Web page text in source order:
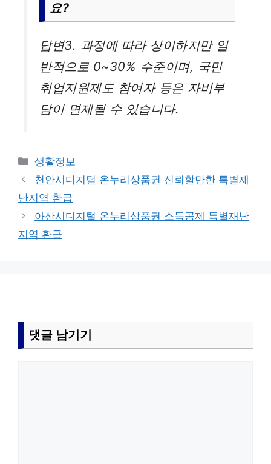
요?
답변3. 과정에 따라 상이하지만 일
반적으로 0~30% 수준이며, 국민
취업지원제도 참여자 등은 자비부
담이 면제될 수 있습니다.
카
테
리
생활정보
천안시디지털 온누리상품권 신뢰할만한 특별재
난지역 환급
아산시디지털 온누리상품권 소득공제 특별재난
지역 환급
댓글 남기기